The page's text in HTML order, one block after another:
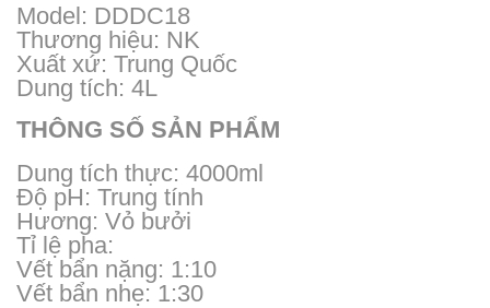
Model: DDDC18
Thương hiệu: NK
Xuất xứ: Trung Quốc
Dung tích: 4L
THÔNG SỐ SẢN PHẨM
Dung tích thực: 4000ml
Độ pH: Trung tính
Hương: Vỏ bưởi
Tỉ lệ pha:
Vết bẩn nặng: 1:10
Vết bẩn nhẹ: 1:30